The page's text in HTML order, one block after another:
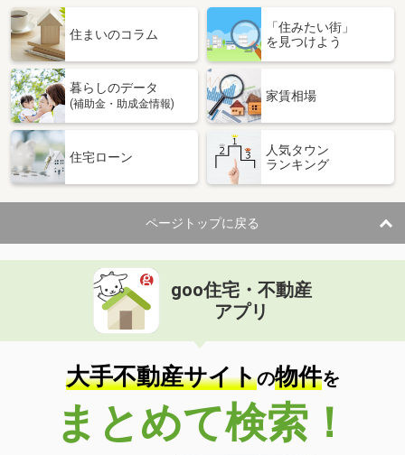
住まいのコラム
「住みたい街」
を見つけよう
暮らしのデータ
(補助金・助成金情報)
家賃相場
住宅ローン
人気タウン
ランキング
ページトップに戻る
goo住宅・不動産
アプリ
大手不動産サイトの物件を
まとめて検索！